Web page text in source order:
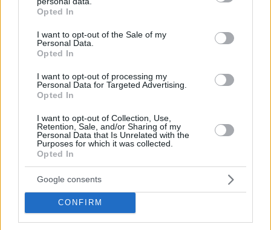
grant or deny consent to Google and its third-party tags to
use your data for below specified purposes in below Google
consent section.
Opted In
I want to opt-out of the Sale of my
Personal Data.
Opted In
I want to opt-out of processing my
Personal Data for Targeted Advertising.
Opted In
I want to opt-out of Collection, Use,
Retention, Sale, and/or Sharing of my
Personal Data that Is Unrelated with the
Purposes for which it was collected.
Opted In
Google consents
CONFIRM